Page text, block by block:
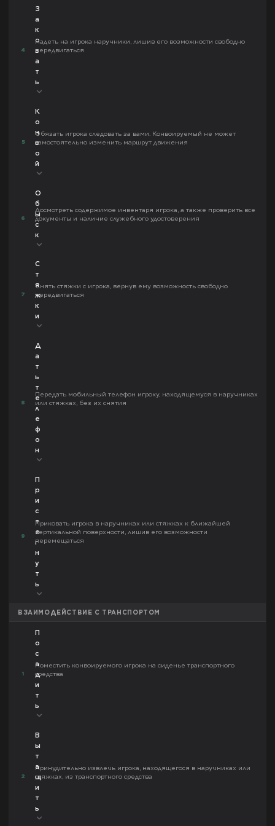
4
З
а
к
о
в
а
т
ь
Надеть на игрока наручники, лишив его возможности свободно
передвигаться
5
К
о
н
в
о
й
Обязать игрока следовать за вами. Конвоируемый не может
самостоятельно изменить маршрут движения
6
О
б
ы
с
к
Досмотреть содержимое инвентаря игрока, а также проверить все
документы и наличие служебного удостоверения
7
С
т
я
ж
к
и
Снять стяжки с игрока, вернув ему возможность свободно
передвигаться
8
Д
а
т
ь
т
е
л
е
ф
о
н
Передать мобильный телефон игроку, находящемуся в наручниках
или стяжках, без их снятия
9
П
р
и
с
т
е
г
н
у
т
ь
Приковать игрока в наручниках или стяжках к ближайшей
вертикальной поверхности, лишив его возможности
перемещаться
ВЗАИМОДЕЙСТВИЕ С ТРАНСПОРТОМ
1
П
о
с
а
д
и
т
ь
Поместить конвоируемого игрока на сиденье транспортного
средства
2
В
ы
т
а
щ
и
т
ь
Принудительно извлечь игрока, находящегося в наручниках или
стяжках, из транспортного средства